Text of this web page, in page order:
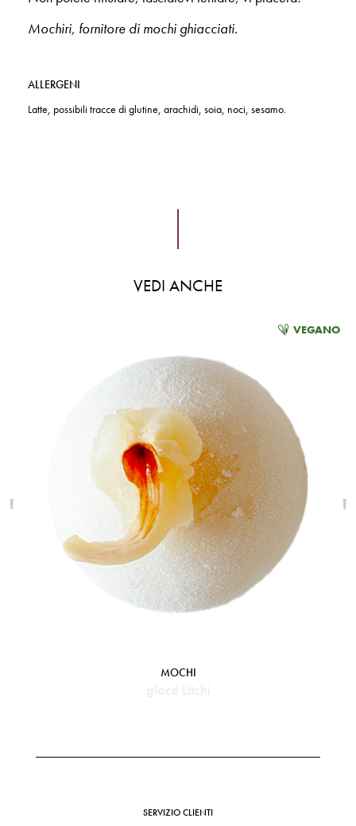
Mochiri, fornitore di mochi ghiacciati.
ALLERGENI
Latte, possibili tracce di glutine, arachidi, soia, noci, sesamo.
VEDI ANCHE
VEGANO
MOCHI
glacé Litchi
' '
SERVIZIO CLIENTI